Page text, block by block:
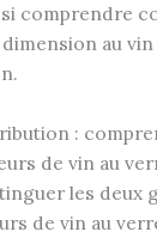
comprendre
au
:
de vin au
les deux
de vin au